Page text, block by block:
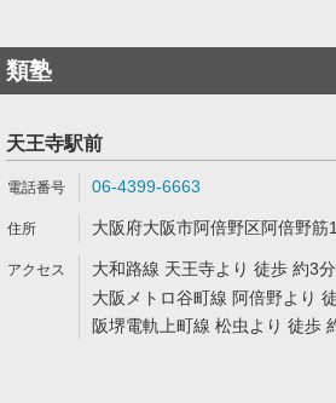
類塾
天王寺駅前
06-4399-6663
大阪府大阪市阿倍野区阿倍野
大和路線 天王寺より 徒歩 約3分
大阪メトロ谷町線 阿倍野より
阪堺電軌上町線 松虫より 徒歩